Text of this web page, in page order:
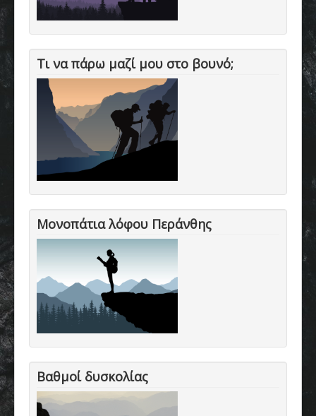
Τι να πάρω μαζί μου στο βουνό;
Μονοπάτια λόφου Περάνθης
Βαθμοί δυσκολίας